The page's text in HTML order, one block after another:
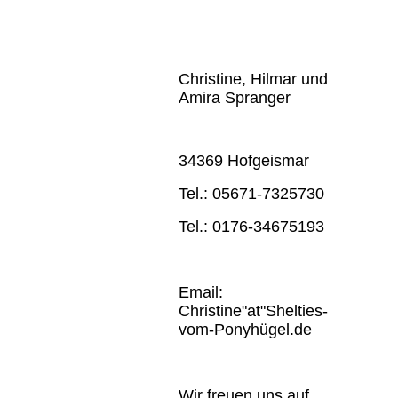
Christine, Hilmar und
Amira Spranger
34369 Hofgeismar
Tel.: 05671-7325730
Tel.: 0176-34675193
Email:
Christine"at"Shelties-
vom-Ponyhügel.de